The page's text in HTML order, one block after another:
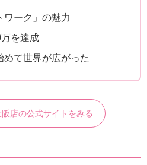
ワーク」の魅力
を達成
めて世界が広がった
店の公式サイトをみる